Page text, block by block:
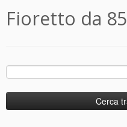
Fioretto da 85
Ricerca